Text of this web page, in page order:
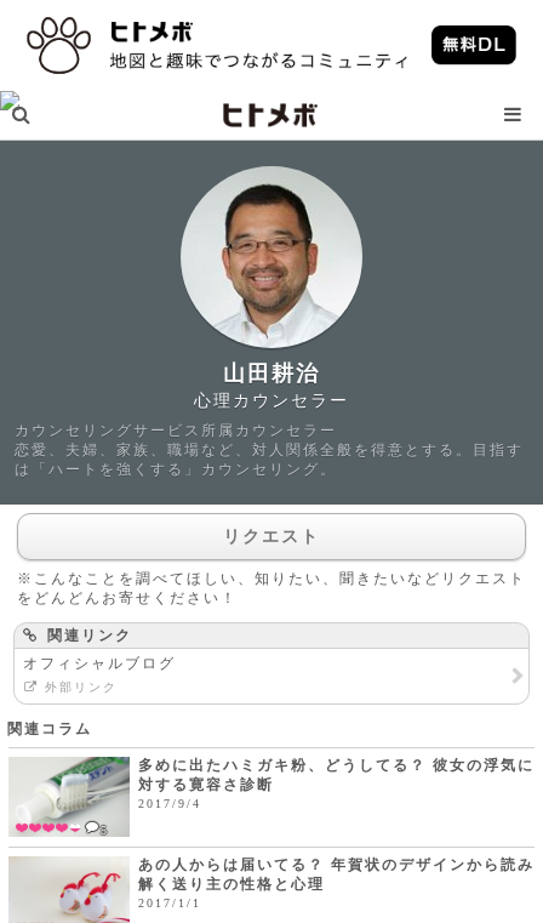
山田耕治
心理カウンセラー
カウンセリングサービス所属カウンセラー
恋愛、夫婦、家族、職場など、対人関係全般を得意とする。目指す
は「ハートを強くする」カウンセリング。
リクエスト
※こんなことを調べてほしい、知りたい、聞きたいなどリクエスト
をどんどんお寄せください！
関連リンク
オフィシャルブログ
外部リンク
関連コラム
5
多めに出たハミガキ粉、どうしてる？ 彼女の浮気に
対する寛容さ診断
2017/9/4
あの人からは届いてる？ 年賀状のデザインから読み
解く送り主の性格と心理
2017/1/1